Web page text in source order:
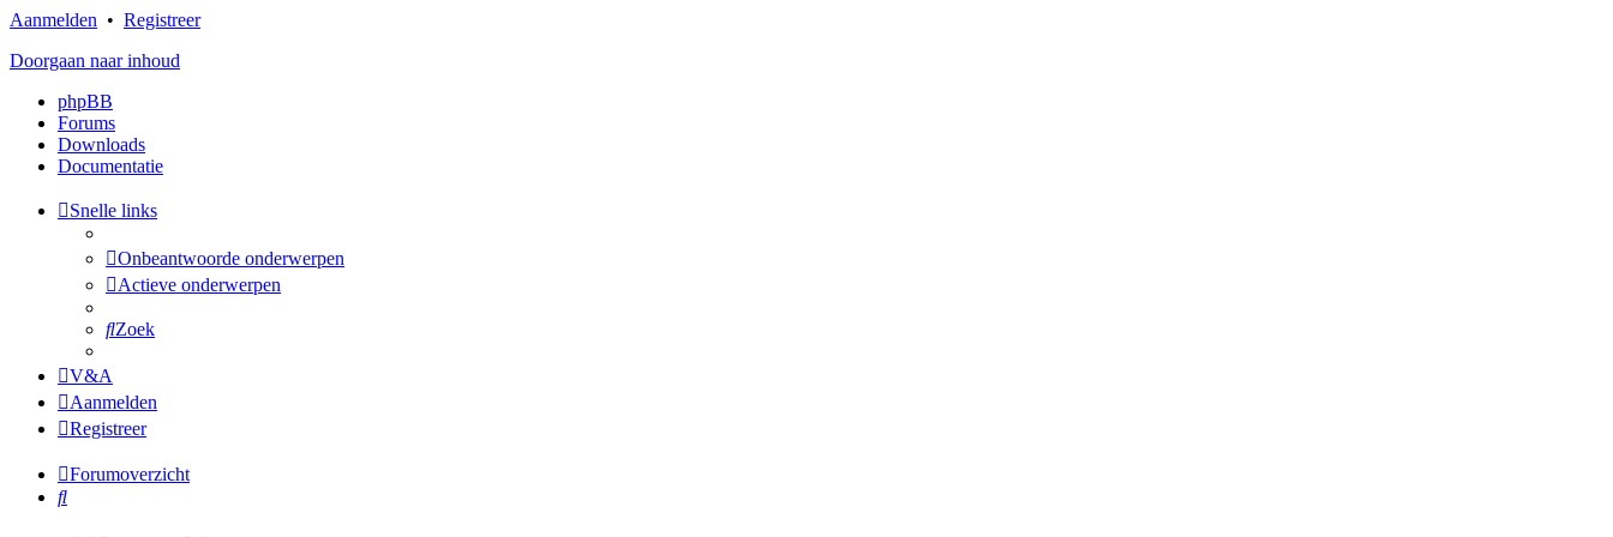
Aanmelden • Registreer
Doorgaan naar inhoud
phpBB
Forums
Downloads
Documentatie
Snelle links
Onbeantwoorde onderwerpen
Actieve onderwerpen
Zoek
V&A
Aanmelden
Registreer
Forumoverzicht
Zoek